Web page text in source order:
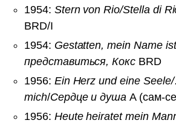
1954: Stern von Rio/Stella di
BRD/I
1954: Gestatten, mein Name
представиться, Кокс BRD
1956: Ein Herz und eine
mich/Сердце и душа A (сам-
1956: Heute heiratet mein